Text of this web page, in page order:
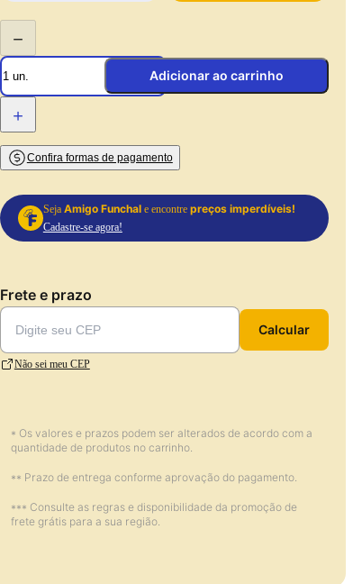
−
+
Adicionar ao carrinho
Confira formas de pagamento
Seja Amigo Funchale encontre preços imperdíveis!
Cadastre-se agora!
Frete e prazo
Calcular
Não sei meu CEP
* Os valores e prazos podem ser alterados de acordo com a
quantidade de produtos no carrinho.
** Prazo de entrega conforme aprovação do pagamento.
*** Consulte as regras e disponibilidade da promoção de
frete grátis para a sua região.